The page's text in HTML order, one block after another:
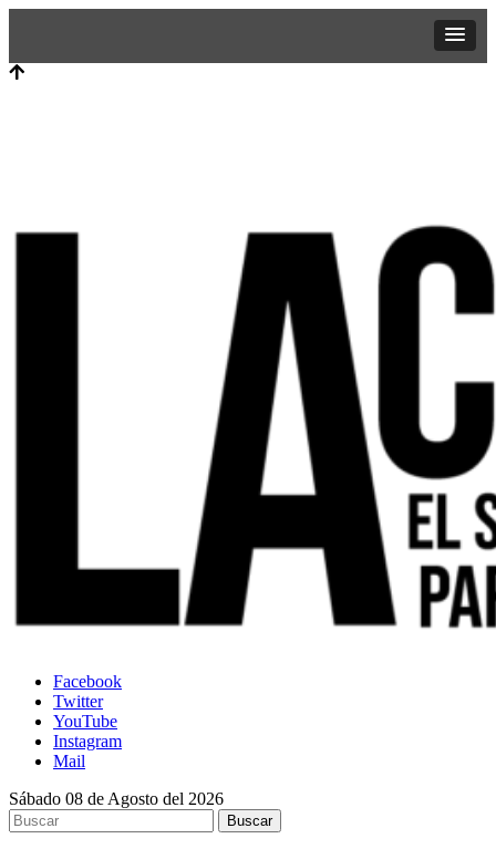
Facebook
Twitter
YouTube
Instagram
Mail
Sábado 08 de Agosto del 2026